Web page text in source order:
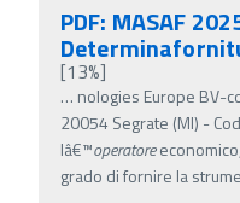
PDF: MASAF
[13%]
… nologies Europe BV-
20054 Segrate (MI) -
lâ€™operatore
grado di fornire la